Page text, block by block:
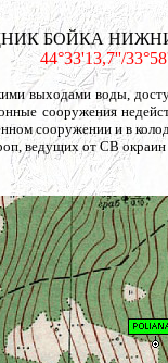
БОЙКА НИЖНИЙ -
44°33'13,7''/
выходами воды,
сооружения
сооружении и в
ведущих от СВ